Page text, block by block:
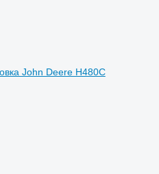
John Deere H480C